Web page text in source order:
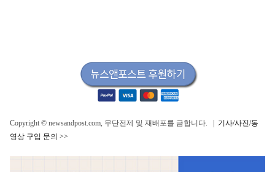
Copyright © newsandpost.com, 무단전제 및 재배포를 금합니다. | 기사/사진/동
영상 구입 문의 >>